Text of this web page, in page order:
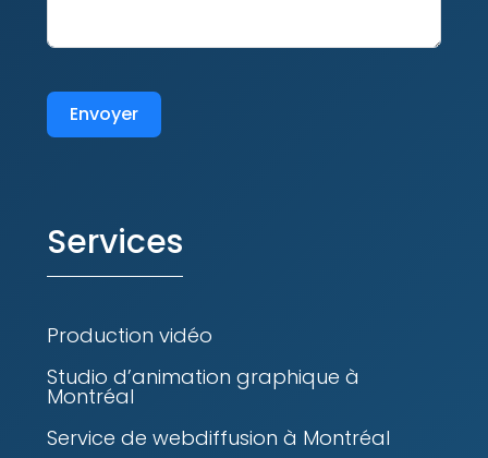
Envoyer
Services
Production vidéo
Studio d’animation graphique à
Montréal
Service de webdiffusion à Montréal